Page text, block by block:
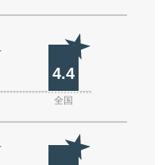
4.4
全国